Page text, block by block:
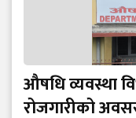
औषधि व्यवस्था
रोजगारीको